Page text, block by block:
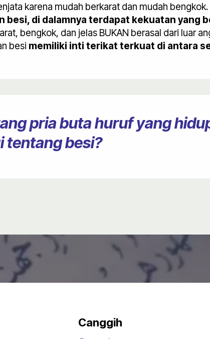
karena mudah berkarat dan mudah
besi, di dalamnya terdapat kekuatan yang
bengkok, dan jelas BUKAN berasal dari luar
besi memiliki inti terikat terkuat di antara
pria buta huruf yang
tentang besi?
Canggih